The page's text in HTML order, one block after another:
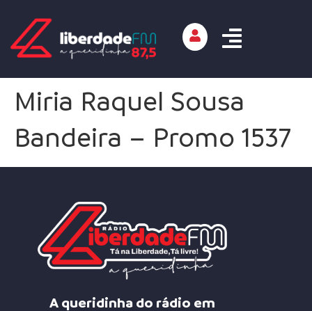
Miria Raquel Sousa
Bandeira – Promo 1537
A queridinha do rádio em